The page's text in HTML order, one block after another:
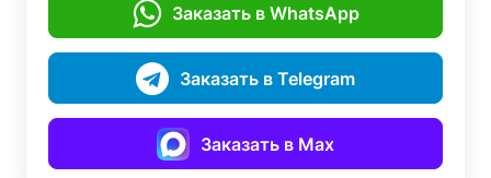
Заказать в WhatsApp
Заказать в Telegram
Заказать в Max